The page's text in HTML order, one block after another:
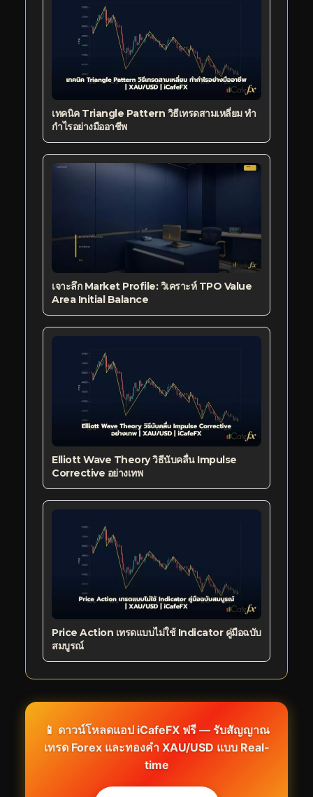
เทคนิค Triangle Pattern วิธีเทรดสามเหลี่ยม ทำ
กำไรอย่างมืออาชีพ
เจาะลึก Market Profile: วิเคราะห์ TPO Value
Area Initial Balance
Elliott Wave Theory วิธีนับคลื่น Impulse
Corrective อย่างเทพ
Price Action เทรดแบบไม่ใช้ Indicator คู่มือฉบับ
สมบูรณ์
📱 ดาวน์โหลดแอป iCafeFX ฟรี — รับสัญญาณ
เทรด Forex และทองคำ XAU/USD แบบ Real-
time